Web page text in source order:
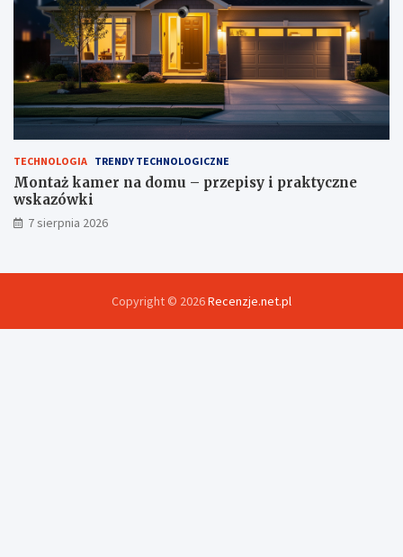
TECHNOLOGIA TRENDY TECHNOLOGICZNE
Montaż kamer na domu – przepisy i praktyczne
wskazówki
7 sierpnia 2026
Copyright © 2026Recenzje.net.pl